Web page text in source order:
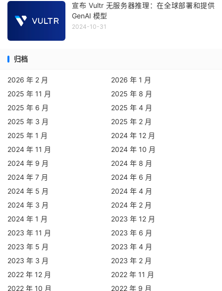
宣布 Vultr 无服务器推理：在全球部署和提供
GenAI 模型
2024-10-31
归档
2026 年 2 月
2026 年 1 月
2025 年 11 月
2025 年 8 月
2025 年 6 月
2025 年 4 月
2025 年 3 月
2025 年 2 月
2025 年 1 月
2024 年 12 月
2024 年 11 月
2024 年 10 月
2024 年 9 月
2024 年 8 月
2024 年 7 月
2024 年 6 月
2024 年 5 月
2024 年 4 月
2024 年 3 月
2024 年 2 月
2024 年 1 月
2023 年 12 月
2023 年 11 月
2023 年 6 月
2023 年 5 月
2023 年 4 月
2023 年 3 月
2023 年 2 月
2022 年 12 月
2022 年 11 月
2022 年 10 月
2022 年 9 月